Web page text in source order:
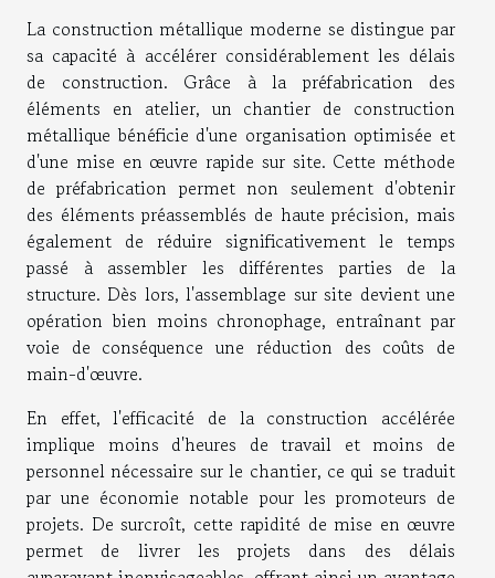
La construction métallique moderne se distingue par
sa capacité à accélérer considérablement les délais
de construction. Grâce à la préfabrication des
éléments en atelier, un chantier de construction
métallique bénéficie d'une organisation optimisée et
d'une mise en œuvre rapide sur site. Cette méthode
de préfabrication permet non seulement d'obtenir
des éléments préassemblés de haute précision, mais
également de réduire significativement le temps
passé à assembler les différentes parties de la
structure. Dès lors, l'assemblage sur site devient une
opération bien moins chronophage, entraînant par
voie de conséquence une réduction des coûts de
main-d'œuvre.
En effet, l'efficacité de la construction accélérée
implique moins d'heures de travail et moins de
personnel nécessaire sur le chantier, ce qui se traduit
par une économie notable pour les promoteurs de
projets. De surcroît, cette rapidité de mise en œuvre
permet de livrer les projets dans des délais